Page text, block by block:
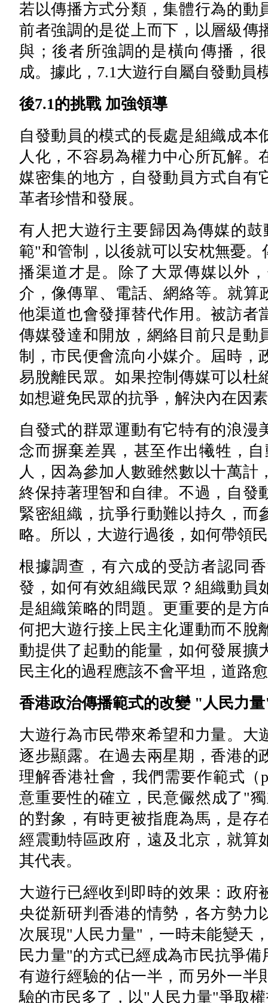
若以傳播方式分類，集體行為的動
前者強調的是從上而下，以層級傳
與；後者所強調的是橫向傳播，
成。據此，7.1大遊行自屬自發動員
後7.1的挑戰 加強領導
自發動員的模式的長處是組織成
人化，不容易為權力中心所瓦解
媒密集的地方，自發動員方式自有
革者珍惜和發展。
有人把大遊行主要歸因為傳媒的
範"和管制，以後就可以安枕無憂
播渠道才是。除了大眾傳媒以外
介，像傳單、電話、網絡等。就
他渠道也會發揮替代作用。被訪者
傳媒發達和開放，網絡目前只是動
制，市民便會流向小媒介。屆時，
易脫離民眾。如果控制傳媒可以杜
如想避免民眾的抗爭，解決內在因
自發式的群眾運動有它特有的浪
念而摒棄差異，甚至作出犧牲，
人，因為參加人數雖然數以十萬
終保持著理智和自律。不過，自發
緊密組織，抗爭行動難以持久，而
略。所以，大遊行過後，如何帶領
根據調查，有六成的受訪者認同
發，如何有效組織民眾？組織動員
是組織策略的問題。更重要的是方
何把大遊行接上民主化運動而不脫
動提供了起動的能量，如何發展擴
民主化的過程應該不會平坦，道路
香港政治傳播範式的改變 "人民力
大遊行為市民帶來希望和力量。大
逐步顯露。在過去兩星期，香港的
理解香港社會，我們需要作範式（
意重要性的確立，民意儼然成了"
的對象，有時更被指鹿為馬，是存
經震動特區政府，遠及北京，就算
其代表。
大遊行已經收到即時的效果：政府
央從新研判香港的情勢，各方勢力
次展現"人民力量"，一時未能變天
民力量"的方式已經成為市民抗爭
有遊行經驗的佔一半，而另外一半
驗的市民多了，以"人民力量"爭取